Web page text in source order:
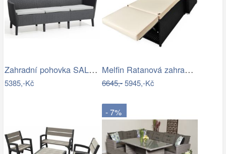
Zahradní pohovka SALEMO 3 Allibert
5385,-Kč
Melfin Ratanová zahradní sestava VENDY…
6645,-5945,-Kč
- 7%